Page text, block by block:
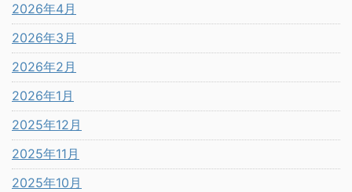
2026年4月
2026年3月
2026年2月
2026年1月
2025年12月
2025年11月
2025年10月